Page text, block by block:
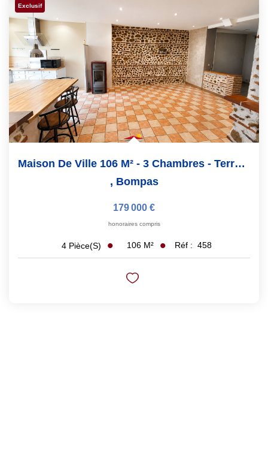
Exclusif
Maison De Ville 106 M² - 3 Chambres - Terrasse Sans...
, Bompas
179 000 €
honoraires compris
4 Pièce(s) 106 M² Réf : 458